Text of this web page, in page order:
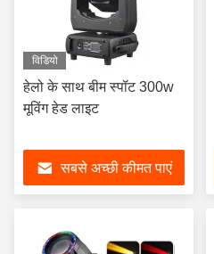
विडियो
हेलो के साथ बीम स्पॉट 300w
मूविंग हेड लाइट
सबसे अच्छी कीमत पाएं